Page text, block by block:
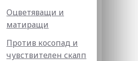
Оцветяващи и
матиращи
Против косопад и
чувствителен скалп